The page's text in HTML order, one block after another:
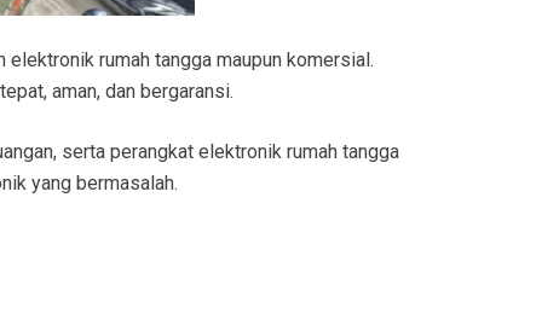
rumah tangga maupun komersial.
aman, dan bergaransi.
serta perangkat elektronik rumah tangga
yang bermasalah.